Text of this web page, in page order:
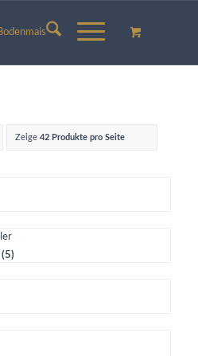
Zeige 42 Produkte pro Seite
(5)